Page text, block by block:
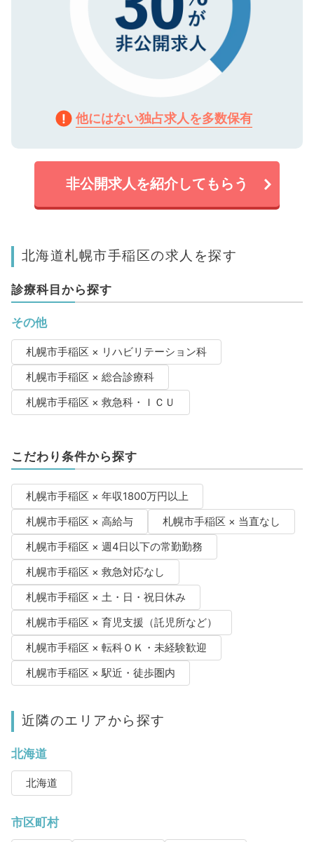
他にはない独占求人を多数保有
非公開求人を紹介してもらう
北海道札幌市手稲区の求人を探す
診療科目から探す
その他
札幌市手稲区 × リハビリテーション科
札幌市手稲区 × 総合診療科
札幌市手稲区 × 救急科・ＩＣＵ
こだわり条件から探す
札幌市手稲区 × 年収1800万円以上
札幌市手稲区 × 高給与
札幌市手稲区 × 当直なし
札幌市手稲区 × 週4日以下の常勤勤務
札幌市手稲区 × 救急対応なし
札幌市手稲区 × 土・日・祝日休み
札幌市手稲区 × 育児支援（託児所など）
札幌市手稲区 × 転科ＯＫ・未経験歓迎
札幌市手稲区 × 駅近・徒歩圏内
近隣のエリアから探す
北海道
北海道
市区町村